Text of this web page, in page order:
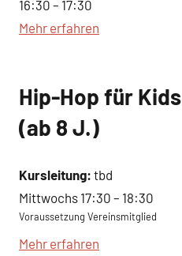
16:30 – 17:30
Mehr erfahren
Hip-Hop für Kids
(ab 8 J.)
Kursleitung: tbd
Mittwochs 17:30 – 18:30
Voraussetzung Vereinsmitglied
Mehr erfahren